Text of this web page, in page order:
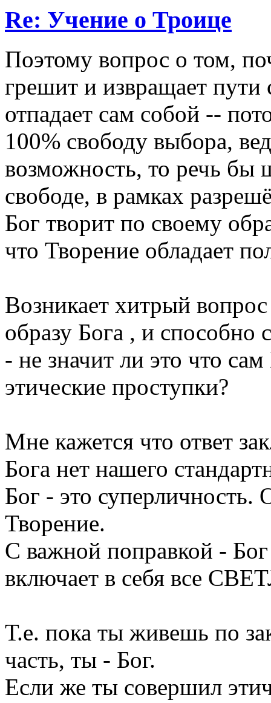
Re: Учение о Троице
Поэтому вопрос о том,
грешит и извращает
отпадает сам собой --
100% свободу выбора,
возможность, то речь бы
свободе, в рамках
Бог творит по своему
что Творение обладает
Возникает хитрый
образу Бога , и способно
- не значит ли это что
этические проступки?
Мне кажется что ответ
Бога нет нашего
Бог - это
Творение.
С важной поправкой - Бог
включает в себя все
Т.е. пока ты живешь по
часть, ты - Бог.
Если же ты совершил